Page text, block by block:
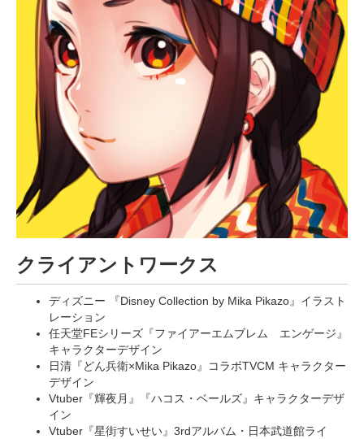
クライアントワークス
ディズニー 『Disney Collection by Mika Pikazo』イラスト
レーション
任天堂FEシリーズ『ファイアーエムブレム エンゲージ』
キャラクターデザイン
日清『どん兵衛×Mika Pikazo』コラボTVCM キャラクター
デザイン
Vtuber『輝夜月』『ハコス・ベールズ』キャラクターデザ
イン
Vtuber『星街すいせい』3rdアルバム・日本武道館ライ